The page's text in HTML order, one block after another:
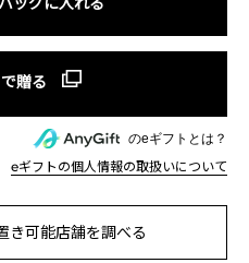
のeギフトとは？
eギフトの個人情報の取扱いについて
き可能店舗を調べる